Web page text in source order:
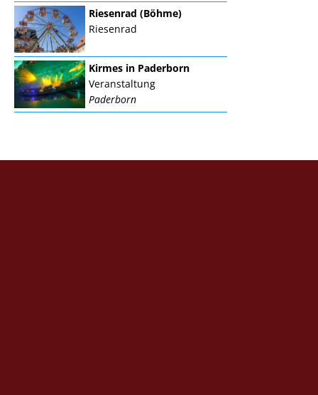
Riesenrad (Böhme)
Riesenrad
Kirmes in Paderborn
Veranstaltung
Paderborn